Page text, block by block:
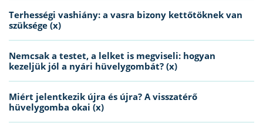
Terhességi vashiány: a vasra bizony kettőtöknek van
szüksége (x)
Nemcsak a testet, a lelket is megviseli: hogyan
kezeljük jól a nyári hüvelygombát? (x)
Miért jelentkezik újra és újra? A visszatérő
hüvelygomba okai (x)